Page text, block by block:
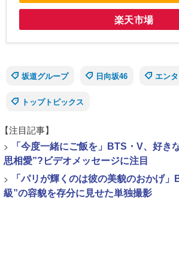
楽天市場
坂道グループ
日向坂46 エン
トップトピックス
【注目記事】
>
「今度一緒にご飯を」BTS・V、好き
思相愛”?ビデオメッセージに注目
>
「パリが輝くのは彼の美貌のおかげ」
級”の容貌を存分に見せた単独撮影